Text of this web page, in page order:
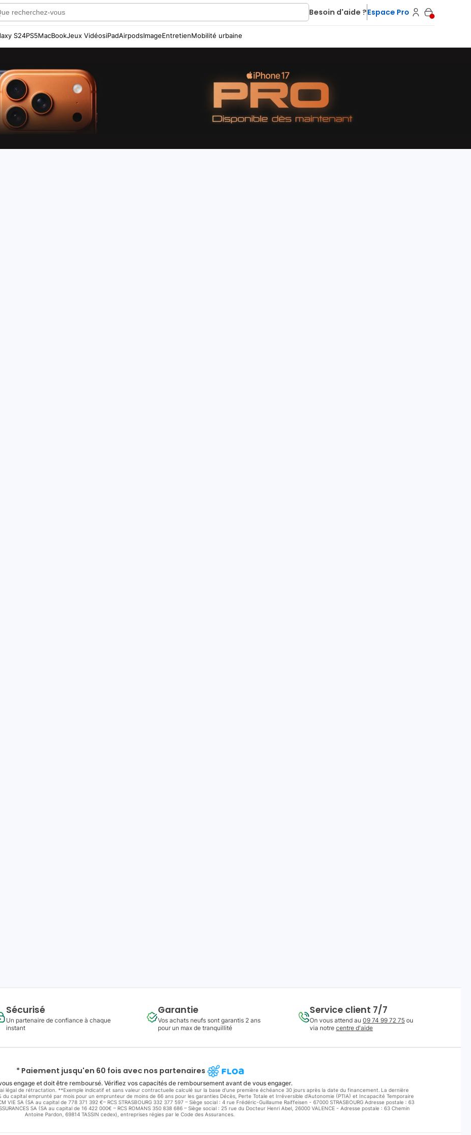
Besoin d'aide ?Espace Pro
S24PS5MacBookJeux VidéosiPadAirpodsImageEntretienMobilité urbaine
Sécurisé
Un partenaire de confiance à chaque
instant
Garantie
Vos achats neufs sont garantis 2 ans
pour un max de tranquillité
Service client 7/7
On vous attend au 09 74 99 72 75 ou
via notre centre d'aide
* Paiement jusqu'en 60 fois avec nos partenaires
engage et doit être remboursé. Vérifiez vos capacités de remboursement avant de vous engager.
légal de rétractation. **Exemple indicatif et sans valeur contractuelle calculé sur la base d'une première échéance 30 jours après la date du financement. La dernière
capital emprunté par mois pour un emprunteur de moins de 66 ans pour les garanties Décès, Perte Totale et Irréversible d'Autonomie (PTIA) et Incapacité Temporaire
SA (SA au capital de 778 371 392 €– RCS STRASBOURG 332 377 597 – Siège social : 4 rue Frédéric-Guillaume Raiffeisen - 67000 STRASBOURG Adresse postale : 63
SA (SA au capital de 16 422 000€ – RCS ROMANS 350 838 686 – Siège social : 25 rue du Docteur Henri Abel, 26000 VALENCE - Adresse postale : 63 Chemin
Antoine Pardon, 69814 TASSIN cedex), entreprises régies par le Code des Assurances.